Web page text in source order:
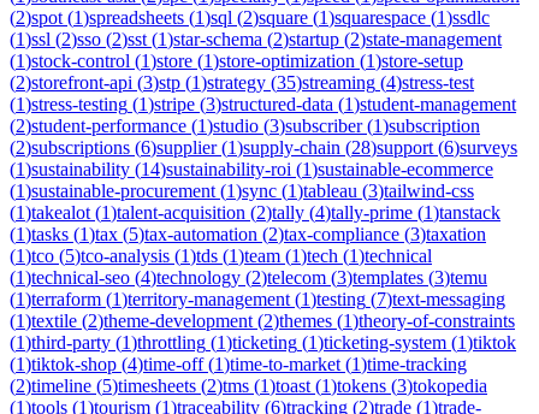
(2)spot (1)spreadsheets (1)sql (2)square (1)squarespace (1)ssdlc
(1)ssl (2)sso (2)sst (1)star-schema (2)startup (2)state-management
(1)stock-control (1)store (1)store-optimization (1)store-setup
(2)storefront-api (3)stp (1)strategy (35)streaming (4)stress-test
(1)stress-testing (1)stripe (3)structured-data (1)student-management
(2)student-performance (1)studio (3)subscriber(1)subscription
(2)subscriptions (6)supplier(1)supply-chain (28)support (6)surveys
(1)sustainability (14)sustainability-roi (1)sustainable-ecommerce
(1)sustainable-procurement (1)sync (1)tableau (3)tailwind-css
(1)takealot (1)talent-acquisition (2)tally (4)tally-prime (1)tanstack
(1)tasks (1)tax (5)tax-automation (2)tax-compliance (3)taxation
(1)tco (5)tco-analysis (1)tds (1)team (1)tech (1)technical
(1)technical-seo (4)technology (2)telecom (3)templates (3)temu
(1)terraform (1)territory-management (1)testing (7)text-messaging
(1)textile (2)theme-development (2)themes (1)theory-of-constraints
(1)third-party (1)throttling (1)ticketing (1)ticketing-system (1)tiktok
(1)tiktok-shop (4)time-off(1)time-to-market (1)time-tracking
(2)timeline (5)timesheets (2)tms (1)toast (1)tokens (3)tokopedia
(1)tools (1)tourism (1)traceability (6)tracking (2)trade (1)trade-